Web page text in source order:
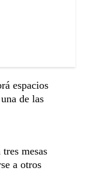
espacios
de las
mesas
a otros